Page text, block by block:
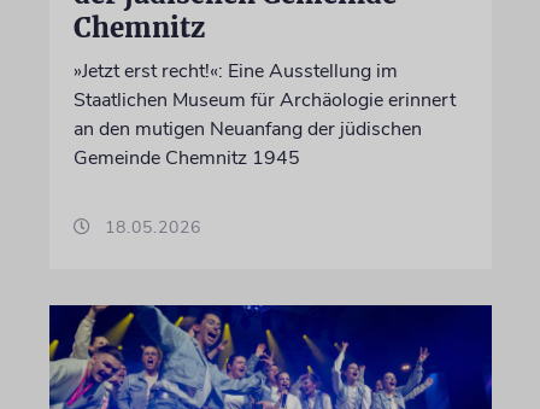
Chemnitz
»Jetzt erst recht!«: Eine Ausstellung im
Staatlichen Museum für Archäologie erinnert
an den mutigen Neuanfang der jüdischen
Gemeinde Chemnitz 1945
18.05.2026